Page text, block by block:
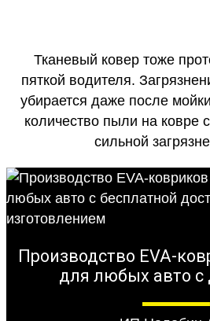
Тканевый ковер тоже
пяткой водителя.
убирается даже после
количество пыли на ковре
сильной
Производство EVA-
для любых авто с